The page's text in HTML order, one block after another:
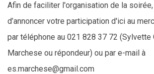
Afin de faciliter l'organisation de la
d’annoncer votre participation d'ici au
par téléphone au 021 828 37 72 (Sylvette
Marchese ou répondeur) ou par e-mail à
es.marchese@gmail.com